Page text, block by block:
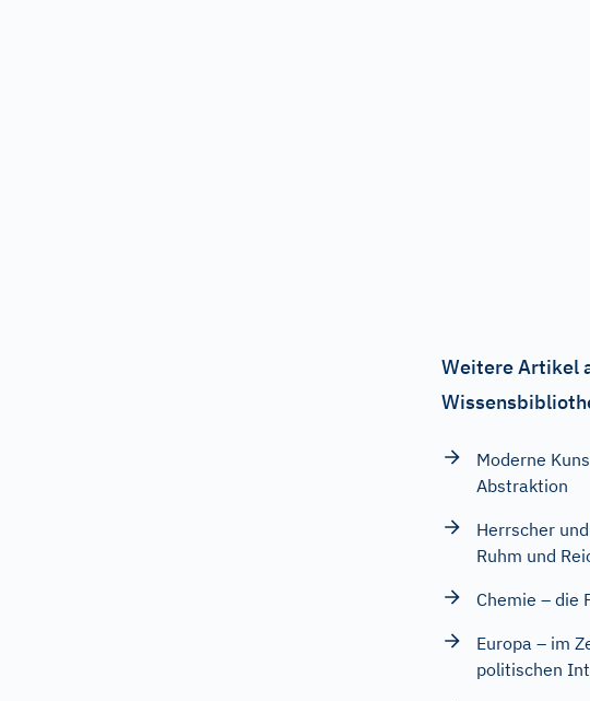
Weitere Artikel
Moderne
Abstraktion
Herrscher
Ruhm und
Chemie – die
Europa – im
politischen